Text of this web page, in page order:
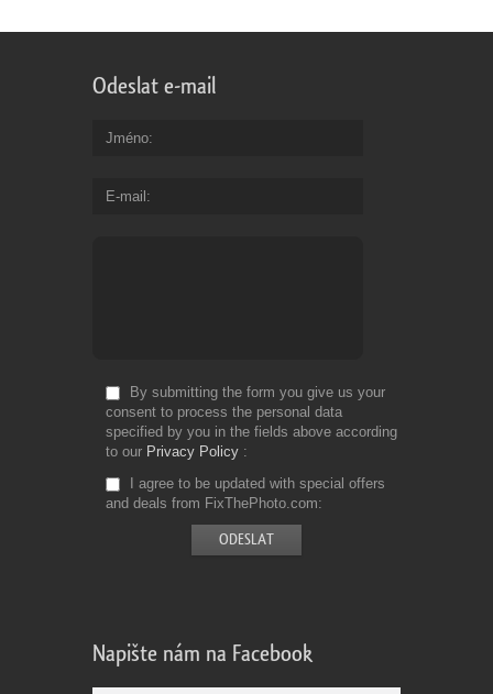
Odeslat e-mail
Jméno
E-mail
By submitting the form you give us your
consent to process the personal data
specified by you in the fields above according
to our Privacy Policy
I agree to be updated with special offers
and deals from FixThePhoto.com
Napište nám na Facebook